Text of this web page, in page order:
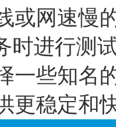
或网速慢
时进行测
一些知名
更稳定和